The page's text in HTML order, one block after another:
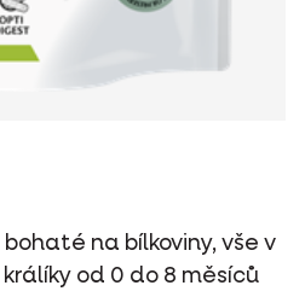
na bílkoviny, vše v
od 0 do 8 měsíců